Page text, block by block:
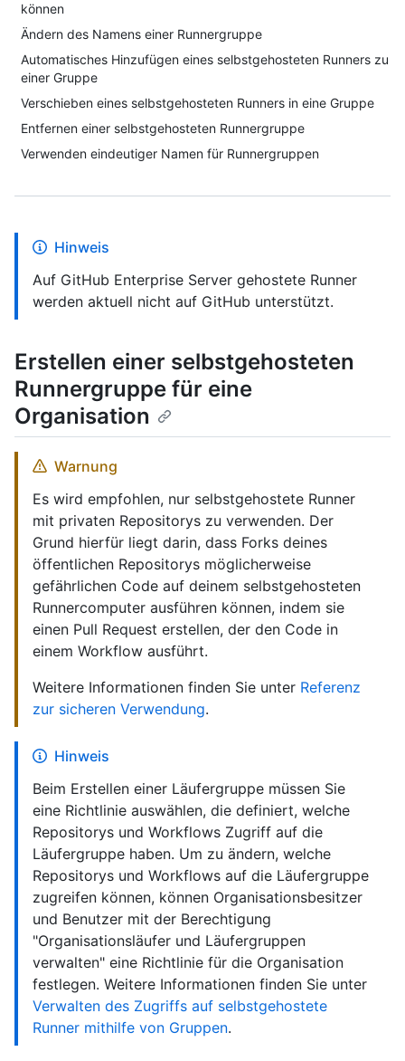
können
Ändern des Namens einer Runnergruppe
Automatisches Hinzufügen eines selbstgehosteten Runners zu
einer Gruppe
Verschieben eines selbstgehosteten Runners in eine Gruppe
Entfernen einer selbstgehosteten Runnergruppe
Verwenden eindeutiger Namen für Runnergruppen
Hinweis
Auf GitHub Enterprise Server gehostete Runner
werden aktuell nicht auf GitHub unterstützt.
Erstellen einer selbstgehosteten
Runnergruppe für eine
Organisation
Warnung
Es wird empfohlen, nur selbstgehostete Runner
mit privaten Repositorys zu verwenden. Der
Grund hierfür liegt darin, dass Forks deines
öffentlichen Repositorys möglicherweise
gefährlichen Code auf deinem selbstgehosteten
Runnercomputer ausführen können, indem sie
einen Pull Request erstellen, der den Code in
einem Workflow ausführt.
Weitere Informationen finden Sie unter Referenz
zur sicheren Verwendung.
Hinweis
Beim Erstellen einer Läufergruppe müssen Sie
eine Richtlinie auswählen, die definiert, welche
Repositorys und Workflows Zugriff auf die
Läufergruppe haben. Um zu ändern, welche
Repositorys und Workflows auf die Läufergruppe
zugreifen können, können Organisationsbesitzer
und Benutzer mit der Berechtigung
"Organisationsläufer und Läufergruppen
verwalten" eine Richtlinie für die Organisation
festlegen. Weitere Informationen finden Sie unter
Verwalten des Zugriffs auf selbstgehostete
Runner mithilfe von Gruppen.